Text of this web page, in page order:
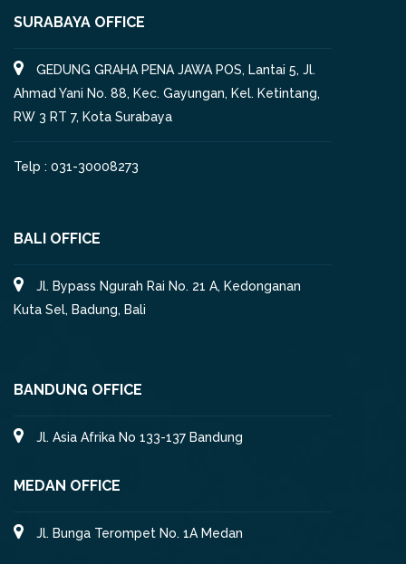
SURABAYA OFFICE
GEDUNG GRAHA PENA JAWA POS, Lantai 5, Jl.
Ahmad Yani No. 88, Kec. Gayungan, Kel. Ketintang,
RW 3 RT 7, Kota Surabaya
Telp : 031-30008273
BALI OFFICE
Jl. Bypass Ngurah Rai No. 21 A, Kedonganan
Kuta Sel, Badung, Bali
BANDUNG OFFICE
Jl. Asia Afrika No 133-137 Bandung
MEDAN OFFICE
Jl. Bunga Terompet No. 1A Medan